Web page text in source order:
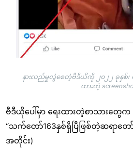
နားလည်မှုလွဲစေတဲ့ဗီဒီယိကို ၂၀၂၂ ခုနှစ်
ထားတဲ့
ဗီဒီယိုပေါ်မှာ ရေးထားတဲ့စာသားတွေ
“သက်တော်163နှစ်ရှိပြီဖြစ်တဲ့ဆရာတော်
အတိုင်း)